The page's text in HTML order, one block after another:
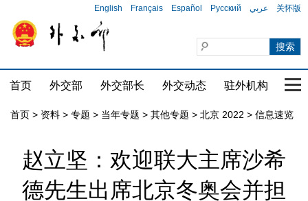
English Français Español Русский عربي 关怀版
首页 外交部 外交部长 外交动态 驻外机构 国
首页 > 资料 > 专题 > 当年专题 > 其他专题 > 北京 2022 > 信息速览
赵立坚：欢迎联大主席沙希
德先生出席北京冬奥会并担